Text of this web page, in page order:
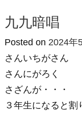
九九暗唱
Posted on 2024年
さんいちがさん
さんにがろく
さざんが・・・
３年生になると割